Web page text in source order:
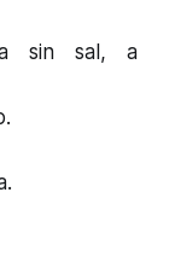
sin sal, a